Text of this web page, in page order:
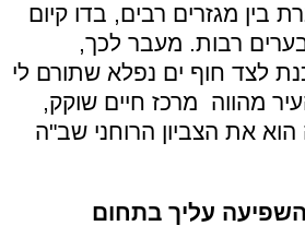
בין מגזרים רבים, בדו קיום
רבות. מעבר לכך,
לצד חוף ים נפלא שתורם לי
מהווה מרכז חיים שוקק,
את הצביון הרוחני שב"ה
עליך בתחום